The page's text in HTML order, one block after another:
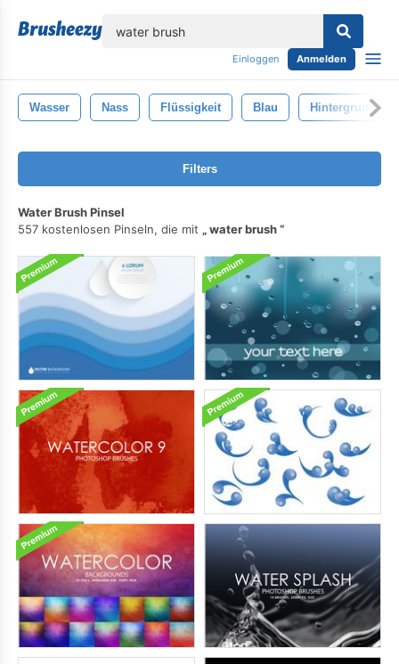
Einloggen Anmelden
Wasser Nass Flüssigkeit Blau Hintergrund
Filters
Water Brush Pinsel
557 kostenlosen Pinseln, die mit
water brush